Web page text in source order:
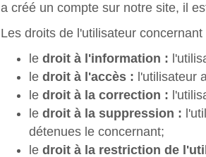
a créé un compte sur notre site, il
Les droits de l'utilisateur
le droit à l'information :
le droit à l'accès : l'utilisateur
le droit à la correction :
le droit à la suppression :
détenues le concernant;
le droit à la restriction de